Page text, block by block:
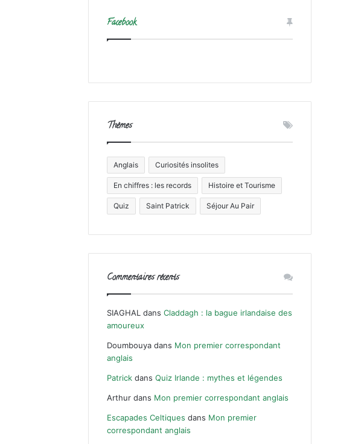
Facebook
Thèmes
Anglais Curiosités insolites
En chiffres : les records Histoire et Tourisme
Quiz Saint Patrick Séjour Au Pair
Commentaires récents
SIAGHAL dansCladdagh : la bague irlandaise des
amoureux
Doumbouya dans Mon premier correspondant
anglais
Patrick dansQuiz Irlande : mythes et légendes
Arthur dans Mon premier correspondant anglais
Escapades Celtiques dans Mon premier
correspondant anglais